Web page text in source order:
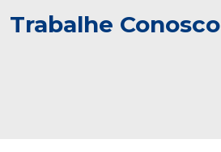
Trabalhe Conosco